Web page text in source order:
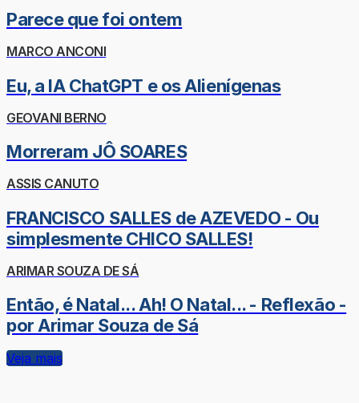
Parece que foi ontem
MARCO ANCONI
Eu, a IA ChatGPT e os Alienígenas
GEOVANI BERNO
Morreram JÔ SOARES
ASSIS CANUTO
FRANCISCO SALLES de AZEVEDO - Ou
simplesmente CHICO SALLES!
ARIMAR SOUZA DE SÁ
Então, é Natal... Ah! O Natal... - Reflexão -
por Arimar Souza de Sá
Veja mais